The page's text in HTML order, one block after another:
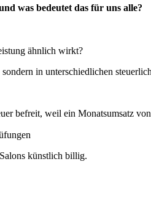
was bedeutet das für uns alle?
ähnlich wirkt?
in unterschiedlichen
befreit, weil ein Monatsumsatz
künstlich billig.